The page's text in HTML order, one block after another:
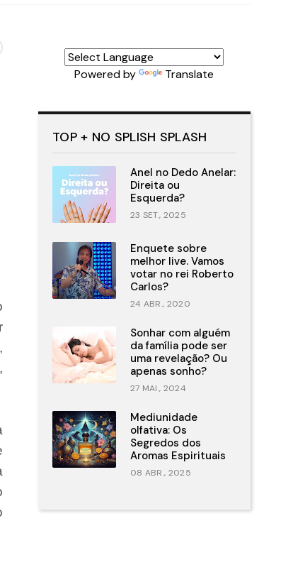
Powered by Translate
TOP + NO SPLISH SPLASH
Anel no Dedo Anelar:
Direita ou
Esquerda?
23 SET., 2025
Enquete sobre
melhor live. Vamos
votar no rei Roberto
Carlos?
24 ABR., 2020
Sonhar com alguém
da família pode ser
uma revelação? Ou
apenas sonho?
27 MAI., 2024
Mediunidade
olfativa: Os
Segredos dos
Aromas Espirituais
08 ABR., 2025